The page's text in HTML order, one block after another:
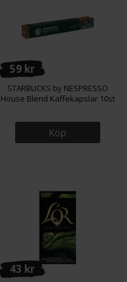
59 kr
STARBUCKS by NESPRESSO
House Blend Kaffekapslar 10st
Köp
43 kr